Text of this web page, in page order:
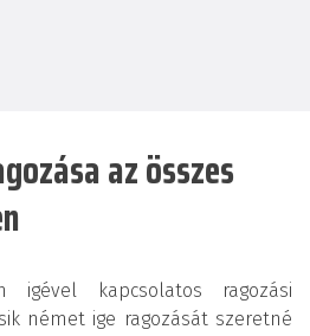
az összes
kapcsolatos ragozási
német ige ragozását szeretné